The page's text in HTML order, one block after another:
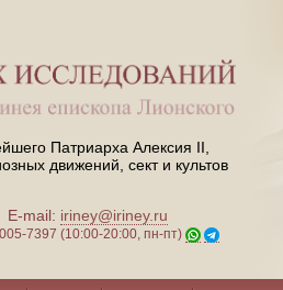
Патриарха Алексия II,
движений, сект и культов
E-mail: iriney@iriney.ru
7397 (10:00-20:00, пн-пт)